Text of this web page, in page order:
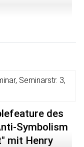
Seminarstr. 3,
des
Symbolism
mit Henry